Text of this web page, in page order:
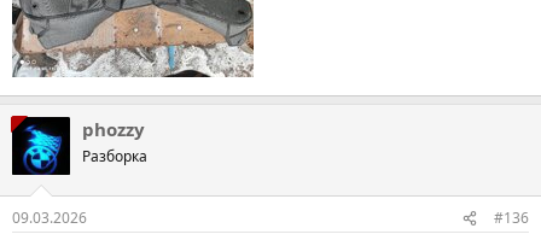
phozzy
Разборка
09.03.2026 #136